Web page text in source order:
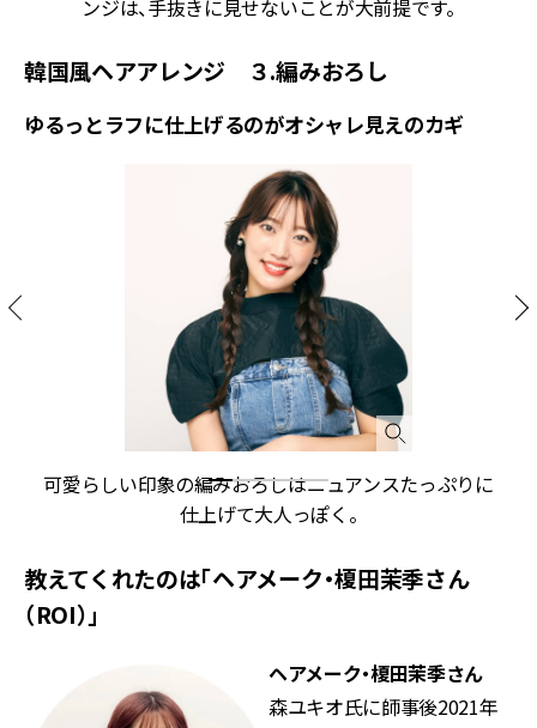
ンジは、手抜きに見せないことが大前提です。
韓国風ヘアアレンジ ３.編みおろし
ゆるっとラフに仕上げるのがオシャレ見えのカギ
可愛らしい印象の編みおろしはニュアンスたっぷりに
仕上げて大人っぽく。
教えてくれたのは「ヘアメーク・榎田茉季さん
（ROI）」
ヘアメーク・榎田茉季さん
森ユキオ氏に師事後2021年